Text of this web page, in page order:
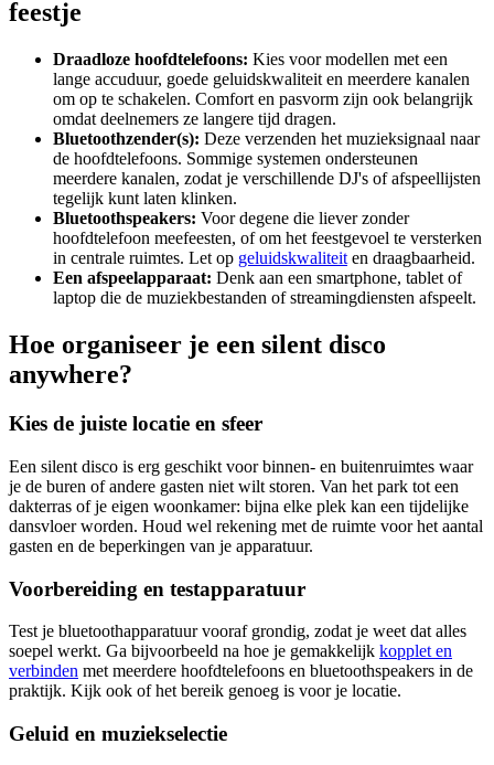
feestje
Draadloze hoofdtelefoons: Kies voor modellen met een
lange accuduur, goede geluidskwaliteit en meerdere kanalen
om op te schakelen. Comfort en pasvorm zijn ook belangrijk
omdat deelnemers ze langere tijd dragen.
Bluetoothzender(s): Deze verzenden het muzieksignaal naar
de hoofdtelefoons. Sommige systemen ondersteunen
meerdere kanalen, zodat je verschillende DJ's of afspeellijsten
tegelijk kunt laten klinken.
Bluetoothspeakers: Voor degene die liever zonder
hoofdtelefoon meefeesten, of om het feestgevoel te versterken
in centrale ruimtes. Let op geluidskwaliteit en draagbaarheid.
Een afspeelapparaat: Denk aan een smartphone, tablet of
laptop die de muziekbestanden of streamingdiensten afspeelt.
Hoe organiseer je een silent disco
anywhere?
Kies de juiste locatie en sfeer
Een silent disco is erg geschikt voor binnen- en buitenruimtes waar
je de buren of andere gasten niet wilt storen. Van het park tot een
dakterras of je eigen woonkamer: bijna elke plek kan een tijdelijke
dansvloer worden. Houd wel rekening met de ruimte voor het aantal
gasten en de beperkingen van je apparatuur.
Voorbereiding en testapparatuur
Test je bluetoothapparatuur vooraf grondig, zodat je weet dat alles
soepel werkt. Ga bijvoorbeeld na hoe je gemakkelijk kopplet en
verbinden met meerdere hoofdtelefoons en bluetoothspeakers in de
praktijk. Kijk ook of het bereik genoeg is voor je locatie.
Geluid en muziekselectie